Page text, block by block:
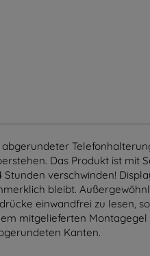
Das Produkt ist mit
verschwinden!
bleibt.
einwandfrei zu lesen,
mitgelieferten Montagegel
Kanten.